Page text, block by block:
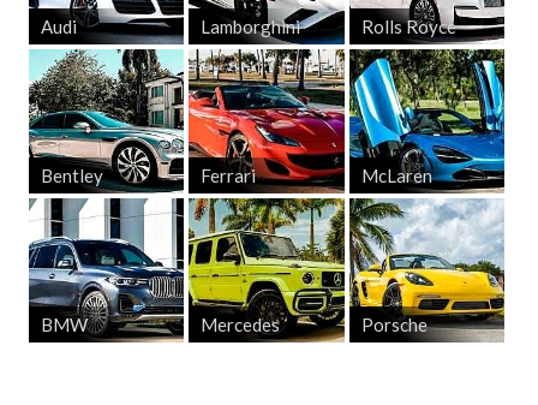
Audi Lamborghini Rolls Royce
Bentley Ferrari McLaren
BMW Mercedes Porsche